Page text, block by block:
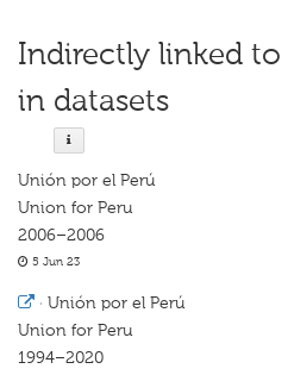
Indirectly linked to
in datasets
Unión por el Perú
Union for Peru
2006–2006
5 Jun 23
· Unión por el Perú
Union for Peru
1994–2020